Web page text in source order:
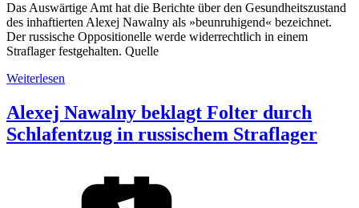
Das Auswärtige Amt hat die Berichte über den Gesundheitszustand
des inhaftierten Alexej Nawalny als »beunruhigend« bezeichnet.
Der russische Oppositionelle werde widerrechtlich in einem
Straflager festgehalten. Quelle
Weiterlesen
Alexej Nawalny beklagt Folter durch
Schlafentzug in russischem Straflager